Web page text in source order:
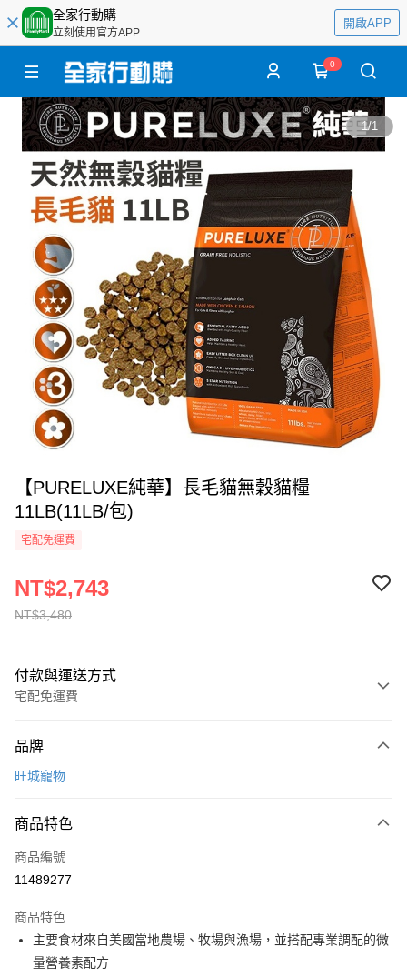
全家行動購
立刻使用官方APP
開啟APP
0
1/1
【PURELUXE純華】長毛貓無穀貓糧
11LB(11LB/包)
宅配免運費
NT$3,480
NT$2,743
付款與運送方式
宅配免運費
全家線上支付
本島宅配-活動商品
免運費
免運費
品牌
旺城寵物
商品特色
商品編號
11489277
商品特色
主要食材來自美國當地農場、牧場與漁場，並搭配專業調配的微
量營養素配方